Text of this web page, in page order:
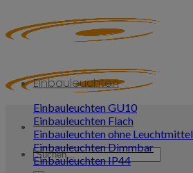
content
Suchen
nach:
Einbauleuchten
Einbauleuchten GU10
Einbauleuchten Flach
Einbauleuchten ohne Leuchtmittel
Einbauleuchten Dimmbar
Einbauleuchten IP44